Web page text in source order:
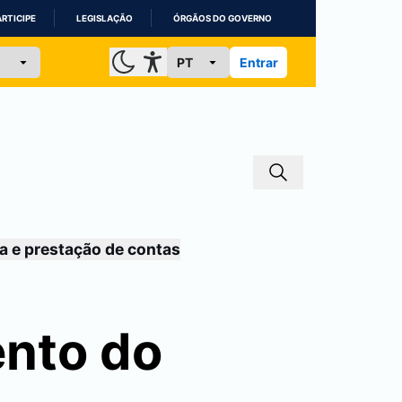
LEGISLAÇÃO ÓRGÃOS DO GOVERNO
Entrar
e prestação de contas
do